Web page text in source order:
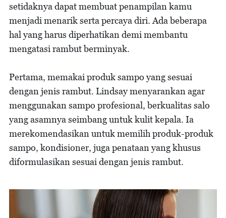
setidaknya dapat membuat penampilan kamu
menjadi menarik serta percaya diri. Ada beberapa
hal yang harus diperhatikan demi membantu
mengatasi rambut berminyak.
Pertama, memakai produk sampo yang sesuai
dengan jenis rambut. Lindsay menyarankan agar
menggunakan sampo profesional, berkualitas salo
yang asamnya seimbang untuk kulit kepala. Ia
merekomendasikan untuk memilih produk-produk
sampo, kondisioner, juga penataan yang khusus
diformulasikan sesuai dengan jenis rambut.